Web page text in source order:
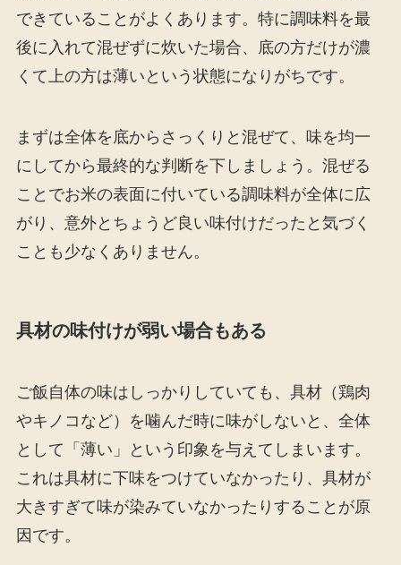
できていることがよくあります。特に調味料を最
後に入れて混ぜずに炊いた場合、底の方だけが濃
くて上の方は薄いという状態になりがちです。
まずは全体を底からさっくりと混ぜて、味を均一
にしてから最終的な判断を下しましょう。混ぜる
ことでお米の表面に付いている調味料が全体に広
がり、意外とちょうど良い味付けだったと気づく
ことも少なくありません。
具材の味付けが弱い場合もある
ご飯自体の味はしっかりしていても、具材（鶏肉
やキノコなど）を噛んだ時に味がしないと、全体
として「薄い」という印象を与えてしまいます。
これは具材に下味をつけていなかったり、具材が
大きすぎて味が染みていなかったりすることが原
因です。